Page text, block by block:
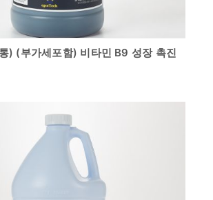
BFT-B9 (4L/통) (부가세포함) 비타민 B9 성장 촉진